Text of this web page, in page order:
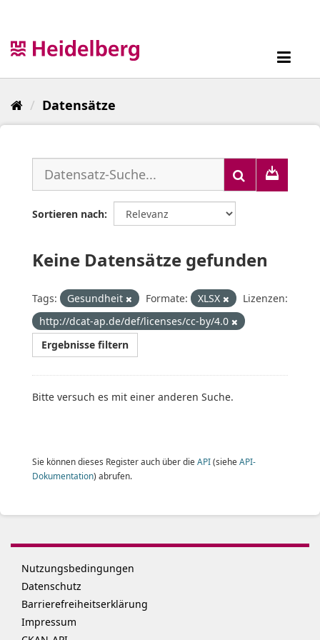
Datensätze
Sortieren nach
Keine Datensätze gefunden
Tags: Gesundheit Formate: XLSX
Lizenzen:
http://dcat-ap.de/def/licenses/cc-by/4.0
Ergebnisse filtern
Bitte versuch es mit einer anderen Suche.
Sie können dieses Register auch über die API(siehe API-
Dokumentation) abrufen.
Nutzungsbedingungen
Datenschutz
Barrierefreiheitserklärung
Impressum